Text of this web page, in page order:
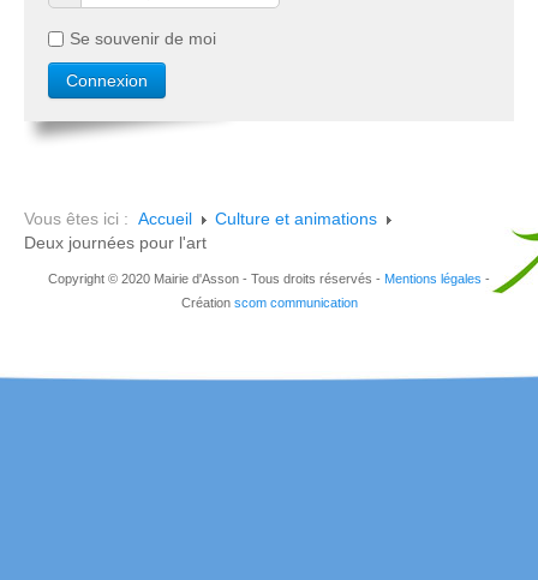
Se souvenir de moi
Vous êtes ici : Accueil
Culture et animations
Deux journées pour l'art
Copyright © 2020 Mairie d'Asson - Tous droits réservés - Mentions légales -
Création scom communication